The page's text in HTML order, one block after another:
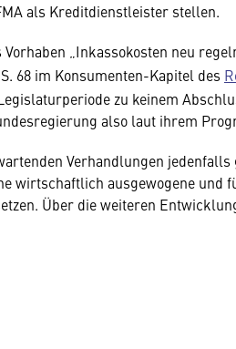
als Kreditdienstleister stellen.
„Inkassokosten neu
68 im Konsumenten-Kapitel des
zu keinem
also laut ihrem
Verhandlungen
wirtschaftlich ausgewogene und
Über die weiteren